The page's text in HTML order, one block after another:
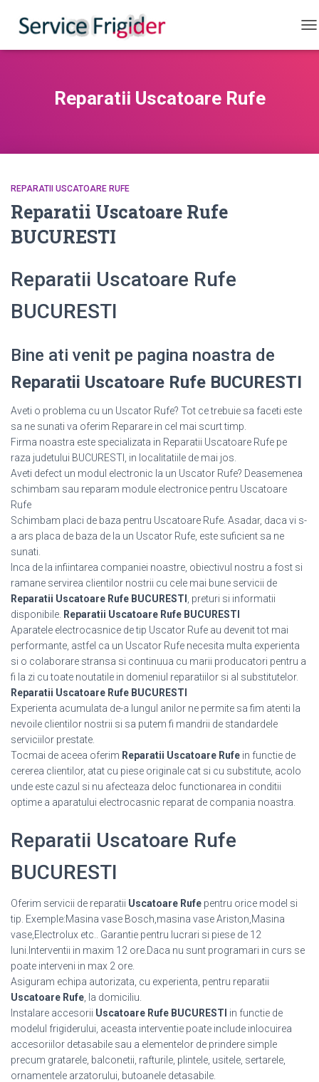
Reparatii Uscatoare Rufe
REPARATII USCATOARE RUFE
Reparatii Uscatoare Rufe
BUCURESTI
Reparatii Uscatoare Rufe
BUCURESTI
Bine ati venit pe pagina noastra de
Reparatii Uscatoare Rufe BUCURESTI
Aveti o problema cu un Uscator Rufe? Tot ce trebuie sa faceti este
sa ne sunati va oferim Reparare in cel mai scurt timp.
Firma noastra este specializata in Reparatii Uscatoare Rufe pe
raza judetului BUCURESTI, in localitatiile de mai jos.
Aveti defect un modul electronic la un Uscator Rufe? Deasemenea
schimbam sau reparam module electronice pentru Uscatoare
Rufe
Schimbam placi de baza pentru Uscatoare Rufe. Asadar, daca vi s-
a ars placa de baza de la un Uscator Rufe, este suficient sa ne
sunati.
Inca de la infiintarea companiei noastre, obiectivul nostru a fost si
ramane servirea clientilor nostrii cu cele mai bune servicii de
Reparatii Uscatoare Rufe BUCURESTI
, preturi si informatii
disponibile. Reparatii Uscatoare Rufe BUCURESTI
Aparatele electrocasnice de tip Uscator Rufe au devenit tot mai
performante, astfel ca un Uscator Rufe necesita multa experienta
si o colaborare stransa si continuua cu marii producatori pentru a
fi la zi cu toate noutatile in domeniul reparatiilor si al substitutelor.
Reparatii Uscatoare Rufe BUCURESTI
Experienta acumulata de-a lungul anilor ne permite sa fim atenti la
nevoile clientilor nostrii si sa putem fi mandrii de standardele
serviciilor prestate.
Tocmai de aceea oferim Reparatii Uscatoare Rufe in functie de
cererea clientilor, atat cu piese originale cat si cu substitute, acolo
unde este cazul si nu afecteaza deloc functionarea in conditii
optime a aparatului electrocasnic reparat de compania noastra.
Reparatii Uscatoare Rufe
BUCURESTI
Oferim servicii de reparatii Uscatoare Rufe pentru orice model si
tip. Exemple:Masina vase Bosch,masina vase Ariston,Masina
vase,Electrolux etc.. Garantie pentru lucrari si piese de 12
luni.Interventii in maxim 12 ore.Daca nu sunt programari in curs se
poate interveni in max 2 ore.
Asiguram echipa autorizata, cu experienta, pentru reparatii
Uscatoare Rufe , la domiciliu.
Instalare accesorii Uscatoare Rufe BUCURESTI in functie de
modelul frigiderului, aceasta interventie poate include inlocuirea
accesoriilor detasabile sau a elementelor de prindere simple
precum gratarele, balconetii, rafturile, plintele, usitele, sertarele,
ornamentele arzatorului, butoanele detasabile.